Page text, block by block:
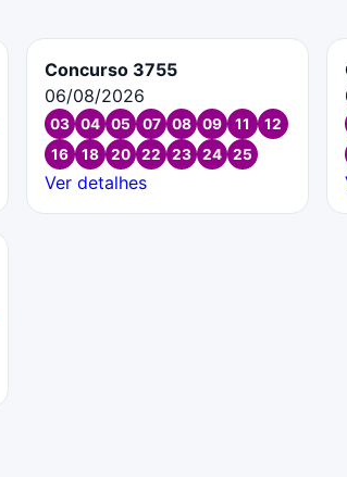
Concurso 3755
06/08/2026
03 04 05 07 08 09 11
12
16
18 20 22 23 24 25
Ver detalhes